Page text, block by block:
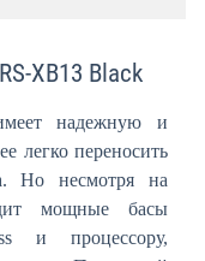
XB13 Black
надежную и
легко переносить
Но несмотря на
мощные басы
и процессору,